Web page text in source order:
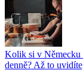
Kolik si v Německu
denně? Až to